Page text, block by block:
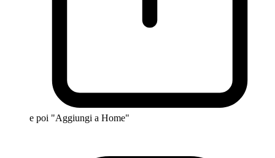
e poi "Aggiungi a Home"